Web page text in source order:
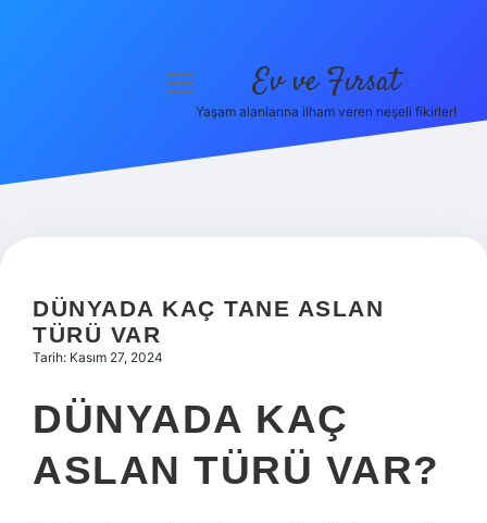
Hakkımızda
menüyü
Ev ve Fırsat
Yaşam alanlarına ilham veren neşeli fikirler!
DÜNYADA KAÇ TANE ASLAN
TÜRÜ VAR
Tarih: Kasım 27, 2024
DÜNYADA KAÇ
ASLAN TÜRÜ VAR?